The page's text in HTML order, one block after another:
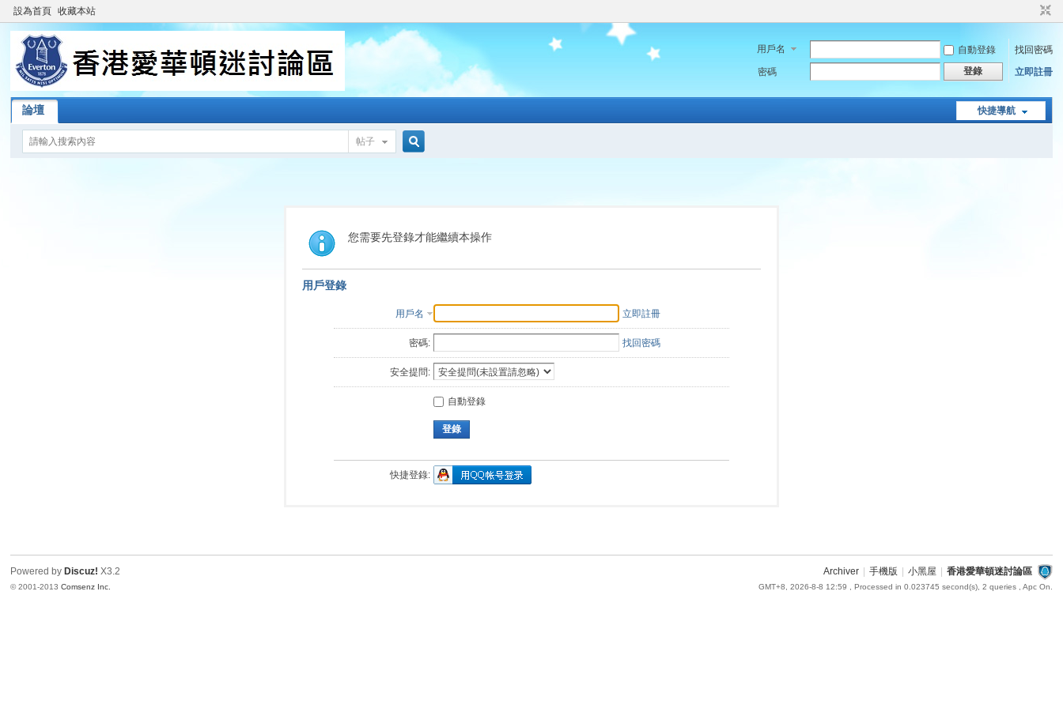
設為首頁 收藏本站
用戶名 自動登錄
找回密碼
密碼
登錄 立即註冊
快捷導航
論壇
帖子
索
您需要先登錄才能繼續本操作
用戶登錄
用戶名 立即註冊
密碼: 找回密碼
安全提問:
自動登錄
登錄
快捷登錄:
Archiver 手機版 小黑屋 香港愛華頓迷討論區
GMT+8, 2026-8-8 12:59 , Processed in 0.023745 second(s), 2 queries , Apc On.
Powered by Discuz! X3.2
© 2001-2013Comsenz Inc.